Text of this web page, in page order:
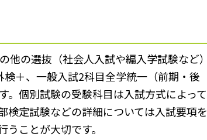
の選抜（社会人入試や編入学試験など）
＋、一般入試2科目全学統一（前期・後
個別試験の受験科目は入試方式によって
検定試験などの詳細については入試要項を
ことが大切です。